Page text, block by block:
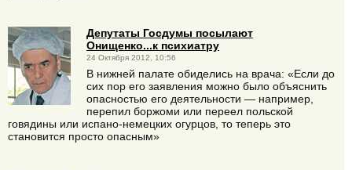
Депутаты Госдумы посылают
Онищенко...к психиатру
24 Октября 2012, 10:56
В нижней палате обиделись на врача: «Если до
сих пор его заявления можно было объяснить
опасностью его деятельности — например,
перепил боржоми или переел польской
говядины или испано-немецких огурцов, то теперь это
становится просто опасным»